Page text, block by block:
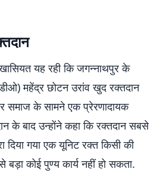
यह रही कि जगन्नाथपुर के
महेंद्र छोटन उरांव खुद रक्तदान
के सामने एक प्रेरणादायक
के बाद उन्होंने कहा कि रक्तदान सबसे
दिया गया एक यूनिट रक्त किसी की
कोई पुण्य कार्य नहीं हो सकता.